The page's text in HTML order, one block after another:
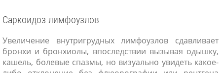
Саркоидоз лимфоузлов
Увеличение внутригрудных лимфоузлов сдавливает
бронхи и бронхиолы, впоследствии вызывая одышку,
кашель, болевые спазмы, но визуально увидеть какое-